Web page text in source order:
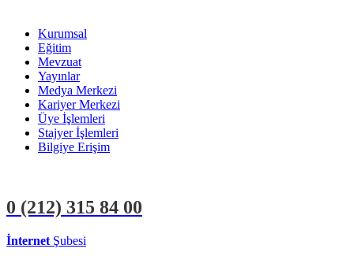
Kurumsal
Eğitim
Mevzuat
Yayınlar
Medya Merkezi
Kariyer Merkezi
Üye İşlemleri
Stajyer İşlemleri
Bilgiye Erişim
0 (212) 315 84 00
İnternet Şubesi